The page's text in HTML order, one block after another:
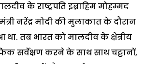
के राष्ट्रपति इब्राहिम मोहम्मद
नरेंद्र मोदी की मुलाकात के दौरान
था. तब भारत को मालदीव के क्षेत्रीय
सर्वेक्षण करने के साथ साथ चट्टानों,